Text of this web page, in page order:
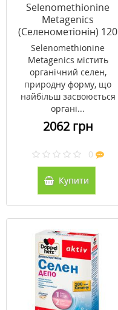
Selenomethionine
Metagenics
(Селенометіонін) 120
таблеток
Selenomethionine
Metagenics містить
органічний селен,
природну форму, що
найбільш засвоюється
органі...
2062 грн
0
Купити